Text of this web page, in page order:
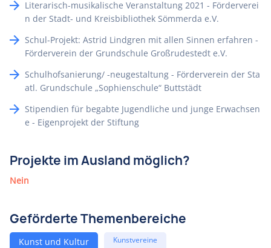
Literarisch-musikalische Veranstaltung 2021 - Förderverei
n der Stadt- und Kreisbibliothek Sömmerda e.V.
Schul-Projekt: Astrid Lindgren mit allen Sinnen erfahren -
Förderverein der Grundschule Großrudestedt e.V.
Schulhofsanierung/ -neugestaltung - Förderverein der Sta
atl. Grundschule „Sophienschule“ Buttstädt
Stipendien für begabte Jugendliche und junge Erwachsen
e - Eigenprojekt der Stiftung
Projekte im Ausland möglich?
Nein
Geförderte Themenbereiche
Kunst und Kultur Kunstvereine